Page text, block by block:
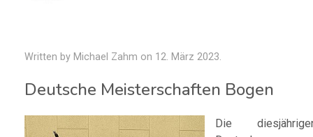
Written by Michael Zahm on 12. März 2023.
Deutsche Meisterschaften Bogen
Die